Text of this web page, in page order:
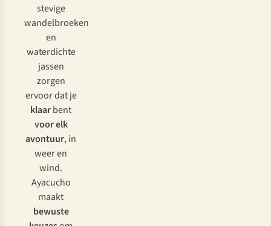
stevige
wandelbroeken
en
waterdichte
jassen
zorgen
ervoor dat je
klaarbent
voor elk
avontuur, in
weer en
wind.
Ayacucho
maakt
bewuste